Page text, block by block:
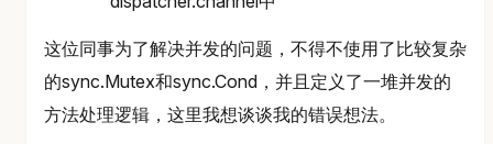
这位同事为了解决并发的问题，不得不使用了比较复杂
的sync.Mutex和sync.Cond，并且定义了一堆并发的
方法处理逻辑，这里我想谈谈我的错误想法。